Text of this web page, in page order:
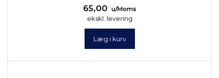
65,00 u/Moms
ekskl. levering
Læg i kurv